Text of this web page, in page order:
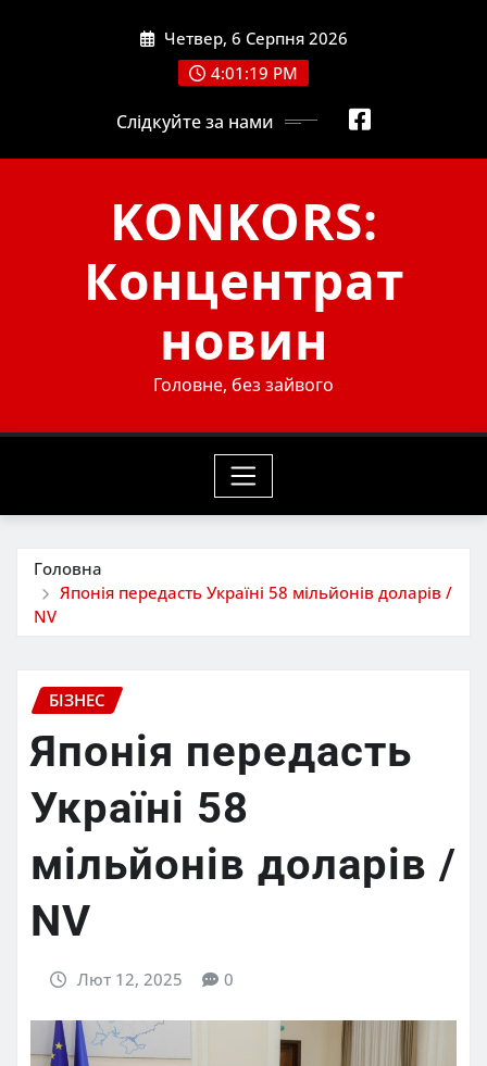
Четвер, 6 Серпня 2026
4:01:20 PM
Слідкуйте за нами
KONKORS:
Концентрат
новин
Головне, без зайвого
Головна
Японія передасть Україні 58 мільйонів доларів /
NV
БІЗНЕС
Японія передасть
Україні 58
мільйонів доларів /
NV
Лют 12, 2025 0